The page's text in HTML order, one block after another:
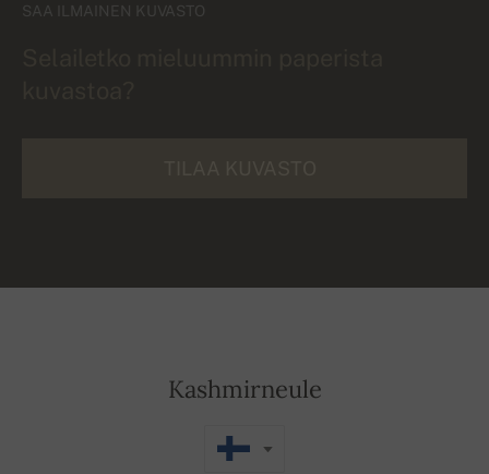
SAA ILMAINEN KUVASTO
Kashmirneule